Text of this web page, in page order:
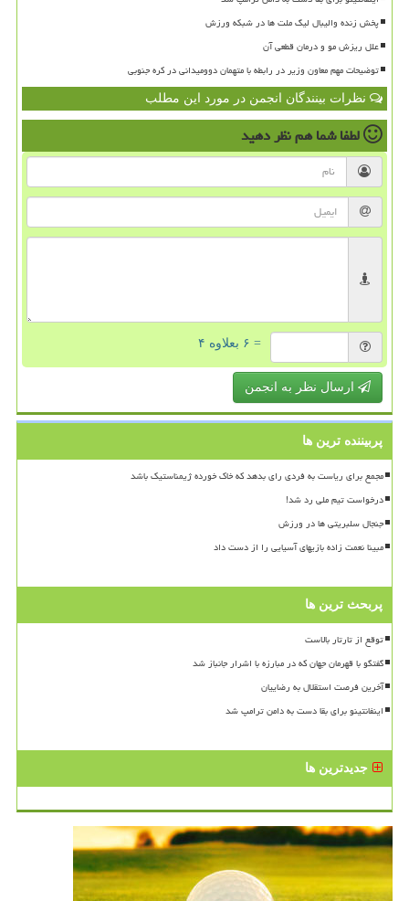
پخش زنده والیبال لیگ ملت ها در شبکه ورزش
علل ریزش مو و درمان قطعی آن
توضیحات مهم معاون وزیر در رابطه با متهمان دوومیدانی در کره جنوبی
نظرات بینندگان انجمن در مورد این مطلب
لطفا شما همنظر دهید
= ۶ بعلاوه ۴
ارسال نظر به انجمن
پربیننده ترین ها
مجمع برای ریاست به فردی رای بدهد که خاک خورده ژیمناستیک باشد
درخواست تیم ملی رد شد!
جنجال سلبریتی ها در ورزش
مبینا نعمت زاده بازیهای آسیایی را از دست داد
پربحث ترین ها
توقع از تارتار بالاست
گفتگو با قهرمان جهان که در مبارزه با اشرار جانباز شد
آخرین فرصت استقلال به رضاییان
اینفانتینو برای بقا دست به دامن ترامپ شد
جدیدترین ها